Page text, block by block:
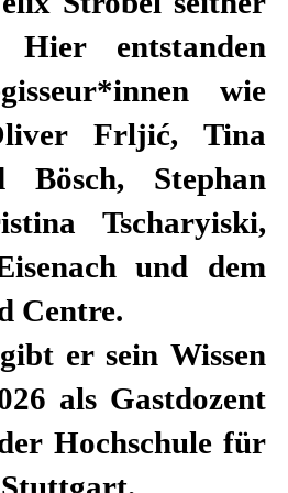
Hier entstanden
wie
Frljić, Tina
Stephan
Tscharyiski,
und dem
Centre.
er sein Wissen
als Gastdozent
Hochschule für